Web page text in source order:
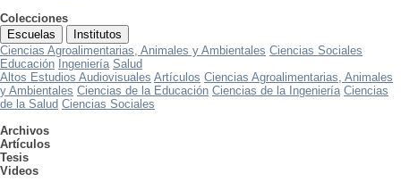
Colecciones
Escuelas
Institutos
Ciencias Agroalimentarias, Animales y Ambientales Ciencias Sociales
Educación Ingeniería Salud
Altos Estudios Audiovisuales Artículos Ciencias Agroalimentarias, Animales
y Ambientales Ciencias de la Educación Ciencias de la Ingeniería Ciencias
de la Salud Ciencias Sociales
Archivos
Artículos
Tesis
Videos